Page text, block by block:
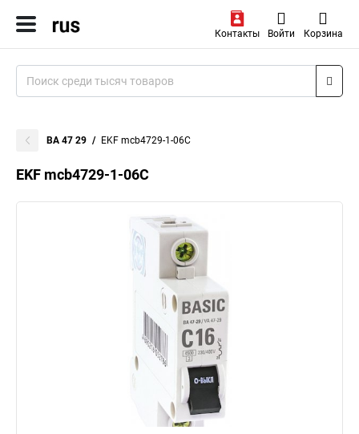
Контакты Войти Корзина
ВА 47 29 EKF mcb4729-1-06C
EKF mcb4729-1-06C